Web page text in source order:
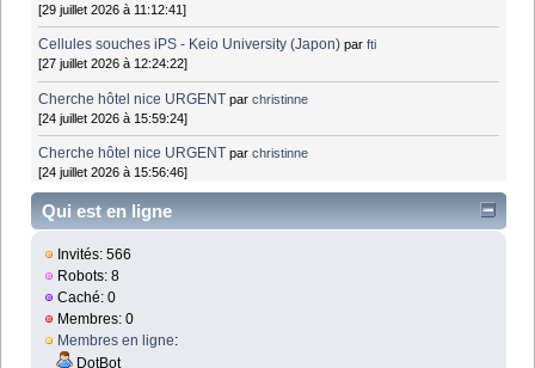
[29 juillet 2026 à 11:12:41]
Cellules souches iPS - Keio University (Japon) parfti
[27 juillet 2026 à 12:24:22]
Cherche hôtel nice URGENT parchristinne
[24 juillet 2026 à 15:59:24]
Cherche hôtel nice URGENT parchristinne
[24 juillet 2026 à 15:56:46]
Qui est en ligne
Invités: 566
Robots: 8
Caché: 0
Membres: 0
Membres en ligne:
DotBot